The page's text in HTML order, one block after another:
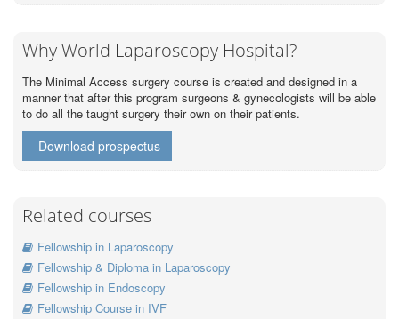
Why World Laparoscopy Hospital?
The Minimal Access surgery course is created and designed in a
manner that after this program surgeons & gynecologists will be able
to do all the taught surgery their own on their patients.
Download prospectus
Related courses
Fellowship in Laparoscopy
Fellowship & Diploma in Laparoscopy
Fellowship in Endoscopy
Fellowship Course in IVF